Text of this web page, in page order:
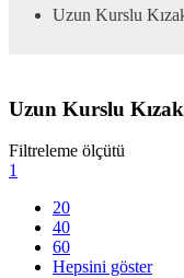
Uzun Kurslu
Uzun Kurslu
Filtreleme ölçütü
1
20
40
60
Hepsini göster